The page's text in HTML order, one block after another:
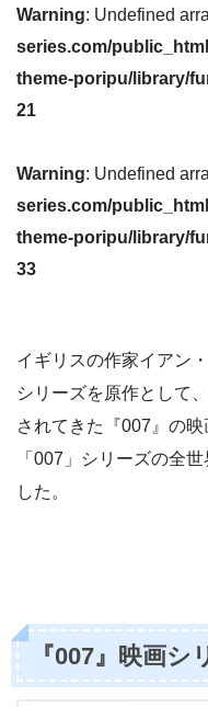
Warning: Undefined
series.com/
theme-poripu/library/
21
Warning: Undefined
series.com/
theme-poripu/library/
33
イギリスの作家イアン
シリーズを原作として
されてきた『007』の
「007」シリーズの全
した。
『007』映画シ